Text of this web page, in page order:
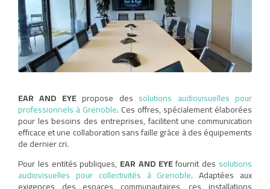
EAR AND EYEpropose des solutions audiovisuelles pour
professionnels à Grenoble. Ces offres, spécialement élaborées
pour les besoins des entreprises, facilitent une communication
efficace et une collaboration sans faille grâce à des équipements
de dernier cri.
Pour les entités publiques, EAR AND EYEfournit des solutions
audiovisuelles pour collectivités à Grenoble. Adaptées aux